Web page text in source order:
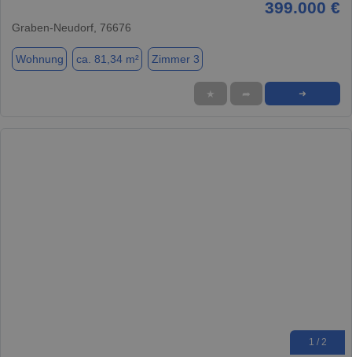
399.000 €
Graben-Neudorf, 76676
Wohnung ca. 81,34 m² Zimmer 3
★ ➦ ➜
1 / 2